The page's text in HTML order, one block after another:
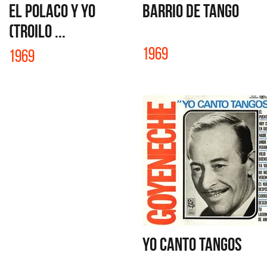
EL POLACO Y YO
(TROILO ...
1969
BARRIO DE TANGO
1969
YO CANTO TANGOS